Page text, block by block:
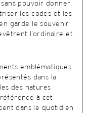
pouvoir donner
les codes et les
garde le souvenir
l’ordinaire et
emblématiques
dans la
des natures
à cet
dans le quotidien